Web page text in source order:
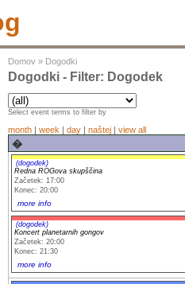
Domov » Dogodki
Dogodki - Filter: Dogodek
Select event terms to filter by
month | week | day | naštej | view all
�
(dogodek)
Redna ROGova skupščina
Začetek: 17:00
Konec: 20:00
more info
(dogodek)
Koncert planetarnih gongov
Začetek: 20:00
Konec: 21:30
more info